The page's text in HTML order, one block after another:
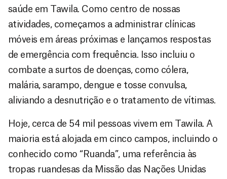
saúde em Tawila. Como centro de nossas
atividades, começamos a administrar clínicas
móveis em áreas próximas e lançamos respostas
de emergência com frequência. Isso incluiu o
combate a surtos de doenças, como cólera,
malária, sarampo, dengue e tosse convulsa,
aliviando a desnutrição e o tratamento de vítimas.
Hoje, cerca de 54 mil pessoas vivem em Tawila. A
maioria está alojada em cinco campos, incluindo o
conhecido como “Ruanda”, uma referência às
tropas ruandesas da Missão das Nações Unidas